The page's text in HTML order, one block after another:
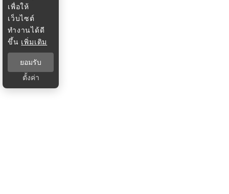
เพื่อให้
เว็บไซต์
ทำงานได้ดี
ขึ้น เพิ่มเติม
ยอมรับ
ตั้งค่า